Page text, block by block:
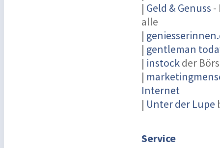
| Geld & Genuss -
alle
|
| gentleman
| instockder
|
Internet
| Unter der Lupe
Service